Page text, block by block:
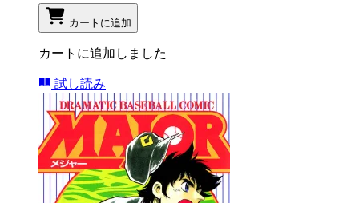
カートに追加
カートに追加しました
試し読み